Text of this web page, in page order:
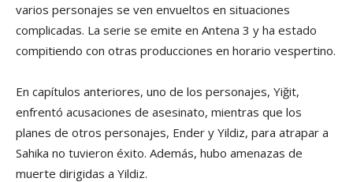
varios personajes se ven envueltos en situaciones
complicadas. La serie se emite en Antena 3 y ha estado
compitiendo con otras producciones en horario vespertino.
En capítulos anteriores, uno de los personajes, Yiğit,
enfrentó acusaciones de asesinato, mientras que los
planes de otros personajes, Ender y Yildiz, para atrapar a
Sahika no tuvieron éxito. Además, hubo amenazas de
muerte dirigidas a Yildiz.